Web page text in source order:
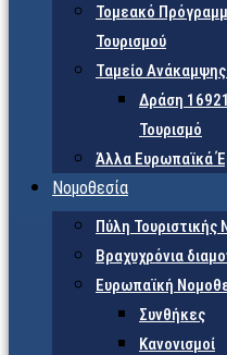
Τομεακό
Τουρισμού
Ταμείο
Δράση
Τουρισμό
Άλλα Ευρωπαϊκά
Νομοθεσία
Πύλη Τουριστικής
Βραχυχρόνια
Ευρωπαϊκή
Συνθήκες
Κανονισμοί